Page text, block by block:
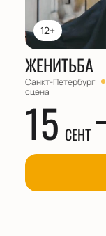
12+
ЖЕНИТЬБА
Санкт-Петербург
сцена
15 СЕНТ